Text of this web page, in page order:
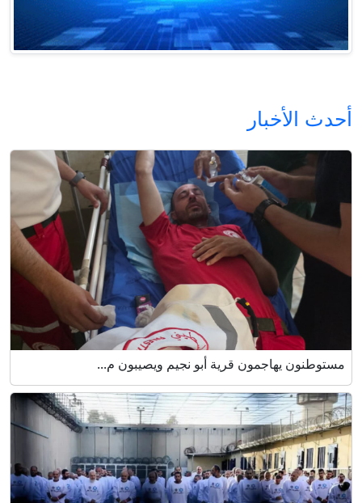
أحدث الأخبار
مستوطنون يهاجمون قرية أبو نجيم ويصيبون م...